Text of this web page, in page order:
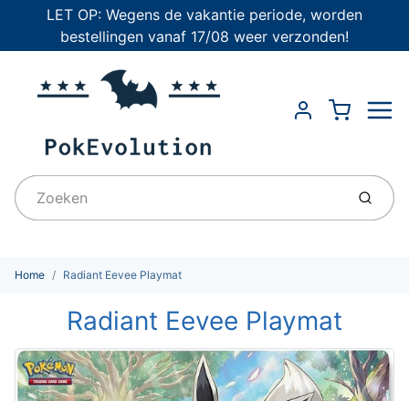
LET OP: Wegens de vakantie periode, worden
bestellingen vanaf 17/08 weer verzonden!
Account
Cart
Home Radiant Eevee Playmat
Radiant Eevee Playmat